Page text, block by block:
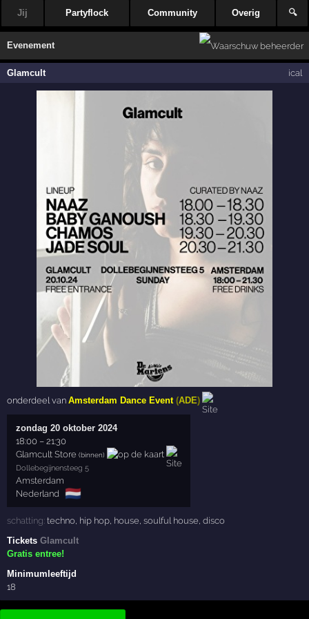
Jij Partyflock Community Overig 🔍
Evenement
Glamcult ical
onderdeel vanAmsterdam Dance Event (ADE)
zondag 20 oktober 2024
18:00 –21:30
Glamcult Store (binnen)
Dollebegijnensteeg 5
Amsterdam
Nederland
🇳🇱
schatting:techno hip hop house ,soulful house ,disco
TicketsGlamcult
Gratis entree!
Minimumleeftijd
18